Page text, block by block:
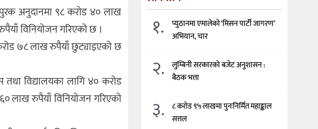
अनुदानमा ९८ करोड ४० लाख
विनियोजन गरिएको छ ।
करोड ७८ लाख रुपैयाँ छुट्याइएको छ
तथा विद्यालयका लागि ४० करोड
लाख रुपैयाँ विनियोजन गरिएको
१.
प्युठानमा एमालेको ‘मिसन पार्टी जागरण’
अभियान, चार
२.
लुम्बिनी सरकारको बजेट अनुशासन :
बैठक भत्ता
३.
८ करोड ९५ लाखमा पुनःनिर्मित महाङ्काल
सत्तल